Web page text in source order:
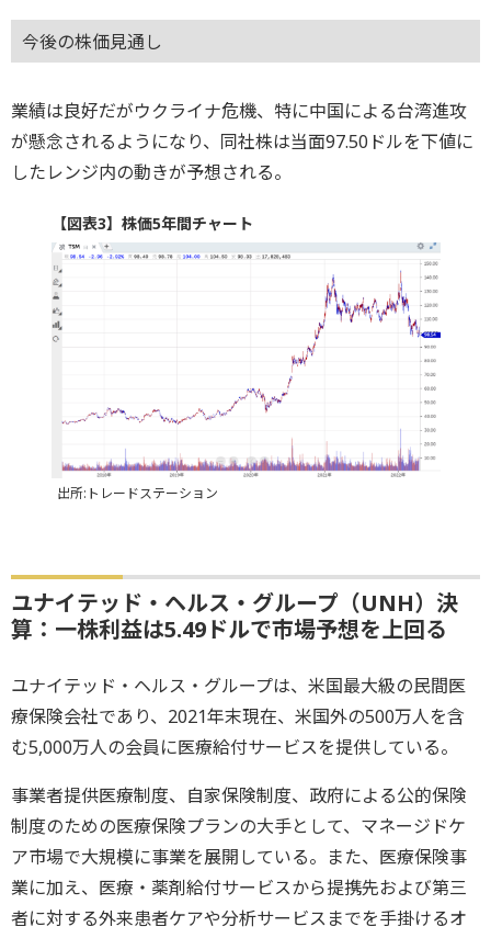
今後の株価見通し
業績は良好だがウクライナ危機、特に中国による台湾進攻
が懸念されるようになり、同社株は当面97.50ドルを下値に
したレンジ内の動きが予想される。
【図表3】株価5年間チャート
出所:トレードステーション
ユナイテッド・ヘルス・グループ（UNH）決
算：一株利益は5.49ドルで市場予想を上回る
ユナイテッド・ヘルス・グループは、米国最大級の民間医
療保険会社であり、2021年末現在、米国外の500万人を含
む5,000万人の会員に医療給付サービスを提供している。
事業者提供医療制度、自家保険制度、政府による公的保険
制度のための医療保険プランの大手として、マネージドケ
ア市場で大規模に事業を展開している。また、医療保険事
業に加え、医療・薬剤給付サービスから提携先および第三
者に対する外来患者ケアや分析サービスまでを手掛けるオ